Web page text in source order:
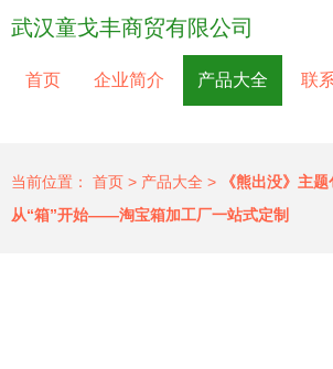
武汉童戈丰商贸有限公司
首页 企业简介 产品大全 联
当前位置： 首页 > 产品大全 >
《熊出没》主
从“箱”开始——淘宝箱加工厂一站式定制